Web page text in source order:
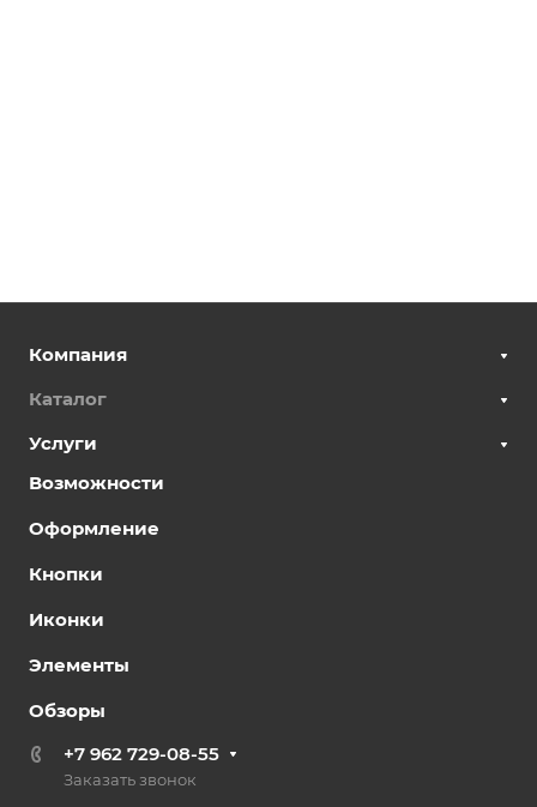
Компания
Каталог
Услуги
Возможности
Оформление
Кнопки
Иконки
Элементы
Обзоры
+7 962 729-08-55
Заказать звонок